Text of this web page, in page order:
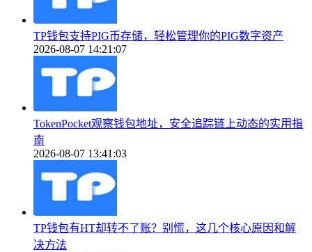
TP钱包支持PIG币存储，轻松管理你的PIG数字资产
2026-08-07 14:21:07
TokenPocket观察钱包地址，安全追踪链上动态的实用指
南
2026-08-07 13:41:03
TP钱包有HT却转不了账？别慌，这几个核心原因和解
决方法